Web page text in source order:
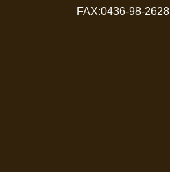
FAX:0436-98-2628